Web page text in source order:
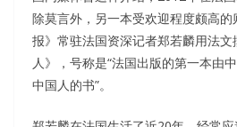
除莫言外，另一本受欢迎程度颇高
报》常驻法国资深记者郑若麟用法
人》，号称是“法国出版的第一本由
中国人的书”。